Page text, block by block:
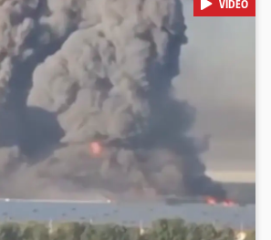
potrebe, odnosno za skladištenje i
dronove i druge opreme koja se koristi u
napadi služe i kao izravan odgovor na ruska
poštanske i logističke infrastrukture te
posljedice rata prenesu dublje na ruski
građanima.
Pokretanje videa...
VIDEO